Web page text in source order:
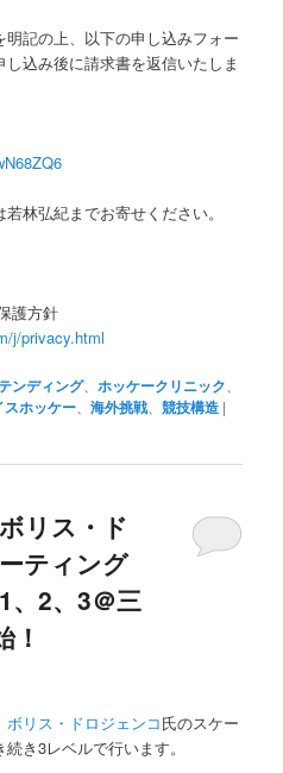
記の上、以下の申し込みフォー
込み後に請求書を返信いたしま
林弘紀までお寄せください。
護方針
j/privacy.html
ンディング、ホッケークリニック
スホッケー 、海外挑戦 、競技構造 |
リス・ド
ティング
2、3＠三
ボリス・ドロジェンコ氏のスケー
き3レベルで行います。